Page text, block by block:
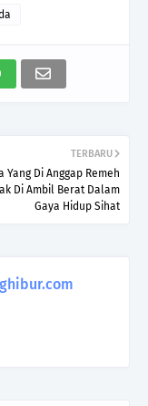
TERBARU
Yang Di Anggap Remeh
Di Ambil Berat Dalam
Gaya Hidup Sihat